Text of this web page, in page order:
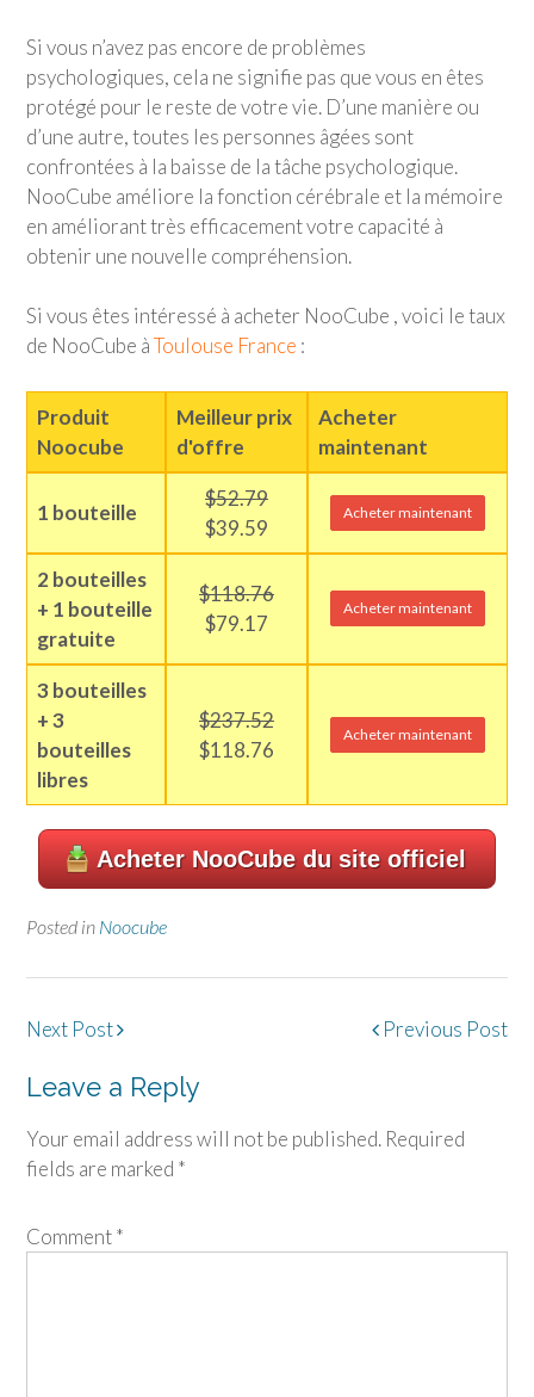
Si vous n’avez pas encore de problèmes
psychologiques, cela ne signifie pas que vous en êtes
protégé pour le reste de votre vie. D’une manière ou
d’une autre, toutes les personnes âgées sont
confrontées à la baisse de la tâche psychologique.
NooCube améliore la fonction cérébrale et la mémoire
en améliorant très efficacement votre capacité à
obtenir une nouvelle compréhension.
Si vous êtes intéressé à acheter NooCube , voici le taux
de NooCube àToulouse France :
Produit
Noocube
Meilleur prix
d'offre
Acheter
maintenant
1 bouteille
$52.79
$39.59
Acheter maintenant
2 bouteilles
+ 1 bouteille
gratuite
$118.76
$79.17
Acheter maintenant
3 bouteilles
+ 3
bouteilles
libres
$237.52
$118.76
Acheter maintenant
Acheter NooCube du site officiel
Posted in Noocube
Post
Previous Post
Next Post
Leave a Reply
Your email address will not be published. Required
fields are marked *
Comment*